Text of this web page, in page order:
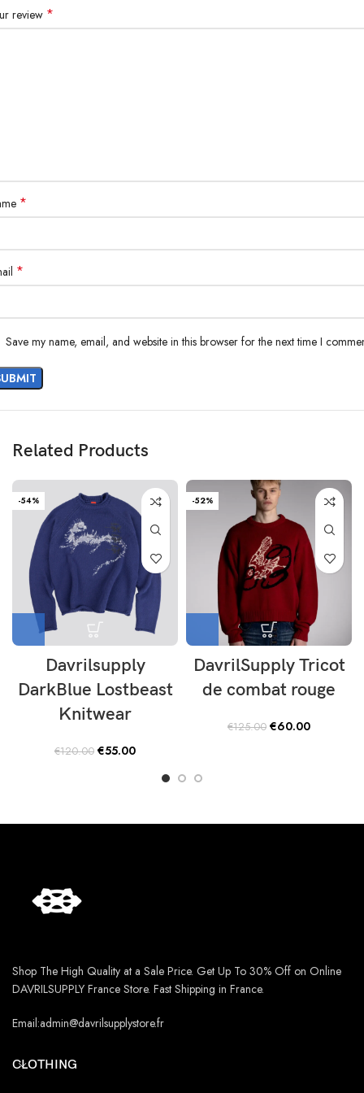
Lys is 170cm wearing size Medium
review *
*
*
Save my name, email, and website in this browser for the next time I
Related Products
-54%
Davrilsupply
DarkBlue Lostbeast
Knitwear
€120.00 Original
€55.00Current
-52%
DavrilSupply Tricot
de combat rouge
€125.00 Original
€60.00Current
Shop The High Quality at a Sale Price. Get Up To 30% Off on Online
DAVRILSUPPLY France Store. Fast Shipping in France.
Email:admin@davrilsupplystore.fr
CLOTHING